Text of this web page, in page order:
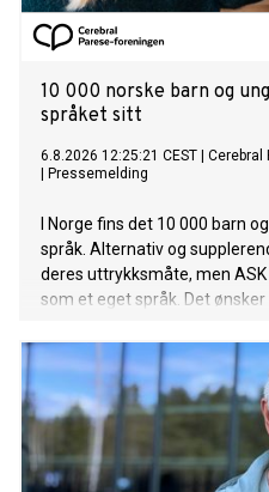
10 000 norske barn og
språket sitt
6.8.2026 12:25:21 CEST
Cerebral
Pressemelding
I Norge fins det 10 000 barn
språk. Alternativ og
deres uttrykksmåte, men
som et eget språk. Det